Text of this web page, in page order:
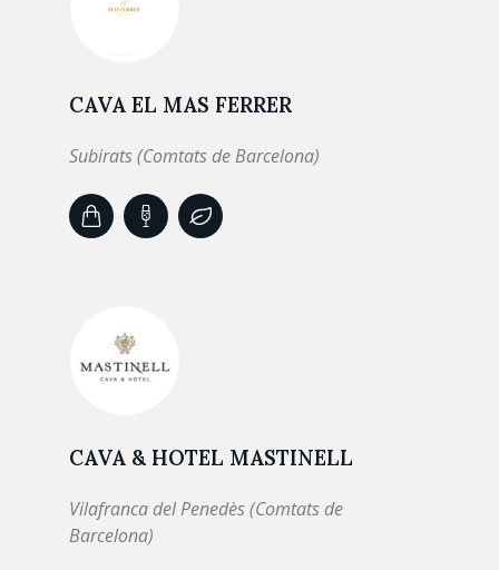
CAVA EL MAS FERRER
Subirats (Comtats de Barcelona)
CAVA & HOTEL MASTINELL
Vilafranca del Penedès (Comtats de
Barcelona)